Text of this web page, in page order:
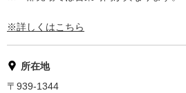
※詳しくはこちら
所在地
〒939-1344